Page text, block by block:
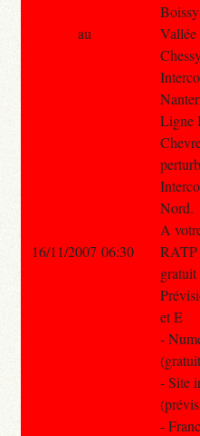
Vallée
Ligne
Nord.
A
RATP
et E
-
- Site
-
au
16/11/2007 06:30